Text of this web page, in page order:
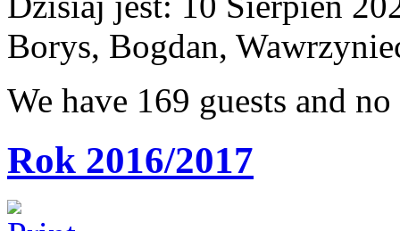
Borys, Bogdan,
We have 169 guests and
Rok 2016/2017